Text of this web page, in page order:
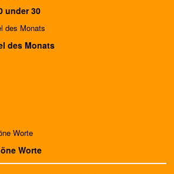
under 30
des Monats
Worte